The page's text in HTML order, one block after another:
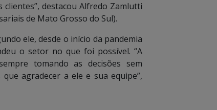
destacou Alfredo Zamlutti
de Mato Grosso do Sul).
ele, desde o início da pandemia
o setor no que foi possível. “A
tomando as decisões sem
agradecer a ele e sua equipe”,